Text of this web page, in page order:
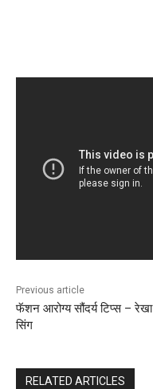
Previous article
फॅशन आरोग्य सौंदर्य टिप्स – रेखा
सिंग
RELATED ARTICLES